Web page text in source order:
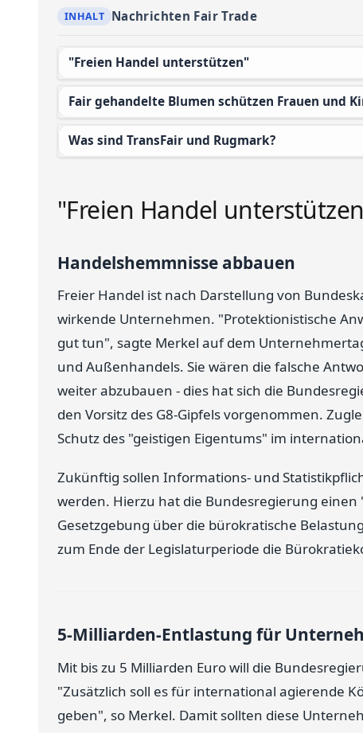
Nachrichten Fair Trade
"Freien Handel unterstützen"
Fair gehandelte Blumen schützen Frauen und
Was sind TransFair und Rugmark?
"Freien Handel
Handelshemmnisse abbauen
Freier Handel ist nach Darstellung von
wirkende Unternehmen. "Protektionistische
gut tun", sagte Merkel auf dem
und Außenhandels. Sie wären die falsche
weiter abzubauen - dies hat sich die
den Vorsitz des G8-Gipfels vorgenommen.
Schutz des "geistigen Eigentums" im
Zukünftig sollen Informations- und
werden. Hierzu hat die Bundesregierung
Gesetzgebung über die bürokratische
zum Ende der Legislaturperiode die
5-Milliarden-Entlastung für
Mit bis zu 5 Milliarden Euro will die
"Zusätzlich soll es für international agierende
geben", so Merkel. Damit sollten diese